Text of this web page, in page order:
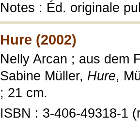
Notes : Éd. originale
Hure (2002)
Nelly Arcan ; aus dem
Sabine Müller, Hure,
; 21 cm.
ISBN : 3-406-49318-1